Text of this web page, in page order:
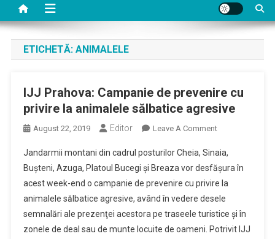
ETICHETĂ: ANIMALELE
IJJ Prahova: Campanie de prevenire cu
privire la animalele sălbatice agresive
August 22, 2019 Editor Leave A CommentOn
Prahova:
Campanie
De
Prevenire
Cu
Privire
Jandarmii montani din cadrul posturilor Cheia, Sinaia,
Buşteni, Azuga, Platoul Bucegi şi Breaza vor desfăşura în
acest week-end o campanie de prevenire cu privire la
animalele sălbatice agresive, având în vedere desele
semnalări ale prezenţei acestora pe traseele turistice şi în
zonele de deal sau de munte locuite de oameni. Potrivit IJJ